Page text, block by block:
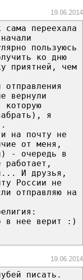
19.06.2014
переехала
пользуюсь
ко дню
приятней, чем
вернули
которую
я
на почту не
от меня,
- очередь в
работает,
И друзья,
России не
отправляю на
в нее верит :)
19.06.2014
писать.